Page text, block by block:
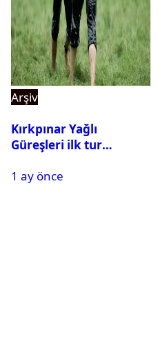
Arşiv
Kırkpınar Yağlı
Güreşleri ilk tur
2. tura geçen
1 ay önce